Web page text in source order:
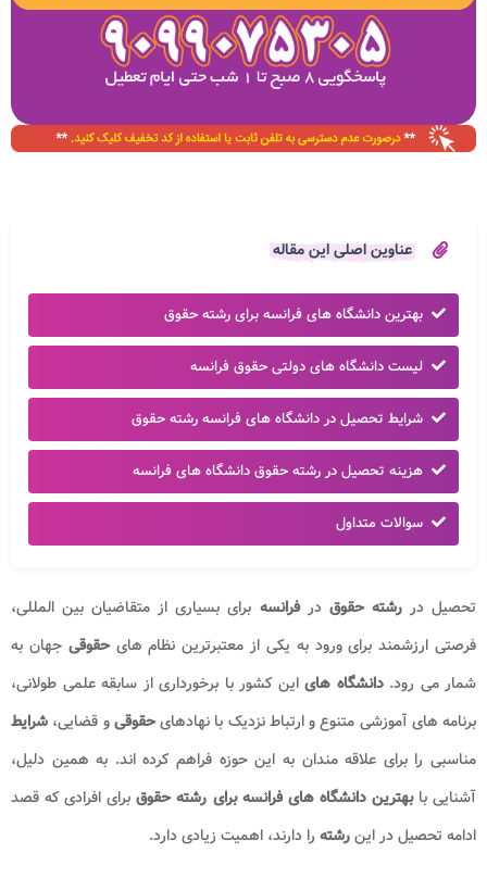
عناوین اصلی این مقاله
بهترین دانشگاه های فرانسه برای رشته حقوق
لیست دانشگاه های دولتی حقوق فرانسه
شرایط تحصیل در دانشگاه های فرانسه رشته حقوق
هزینه تحصیل در رشته حقوق دانشگاه های فرانسه
سوالات متداول
تحصیل دررشته حقوقدرفرانسه برای بسیاری از متقاضیان بین المللی،
فرصتی ارزشمند برای ورود به یکی از معتبرترین نظام هایحقوقیجهان به
شمار می رود.دانشگاه هایاین کشور با برخورداری از سابقه علمی طولانی،
برنامه های آموزشی متنوع و ارتباط نزدیک با نهادهایحقوقیو قضایی، شرایط
مناسبی را برای علاقه مندان به این حوزه فراهم کرده اند. به همین دلیل،
آشنایی بابهترین دانشگاه های فرانسه برای رشته حقوق برای افرادی که قصد
ادامه تحصیل در اینرشته را دارند، اهمیت زیادی دارد.